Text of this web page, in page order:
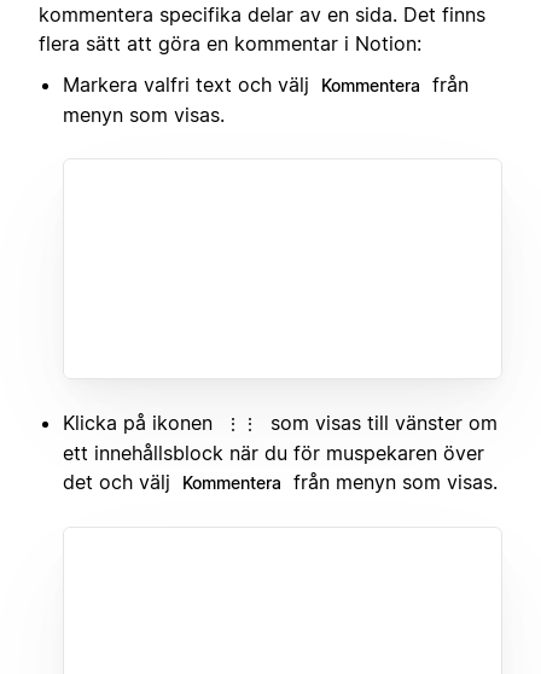
kommentera specifika delar av en sida. Det finns
flera sätt att göra en kommentar i Notion:
Markera valfri text och välj
Kommentera
från
menyn som visas.
Klicka på ikonen ⋮⋮
som visas till vänster om
ett innehållsblock när du för muspekaren över
det och välj
Kommentera från menyn som visas.